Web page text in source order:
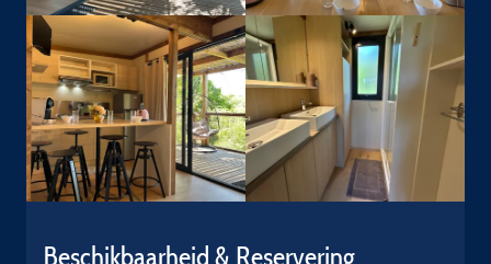
Beschikbaarheid & Reservering